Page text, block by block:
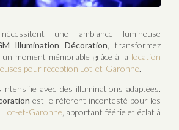
une ambiance lumineuse
Illumination Décoration , transformez
moment mémorable grâce à la location
pour réception Lot-et-Garonne.
avec des illuminations adaptées.
est le référent incontesté pour les
Lot-et-Garonne , apportant féérie et éclat à